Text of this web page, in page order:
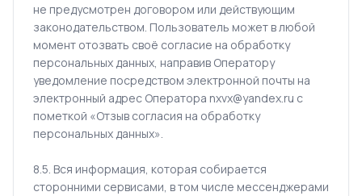
не предусмотрен договором или действующим
законодательством. Пользователь может в любой
момент отозвать своё согласие на обработку
персональных данных, направив Оператору
уведомление посредством электронной почты на
электронный адрес Оператора nxvx@yandex.ru с
пометкой «Отзыв согласия на обработку
персональных данных».
8.5. Вся информация, которая собирается
сторонними сервисами, в том числе мессенджерами